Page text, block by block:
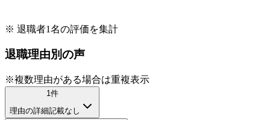
※ 退職者1名の評価を集計
退職理由別の声
※複数理由がある場合は重複表示
1件
理由の詳細記載なし